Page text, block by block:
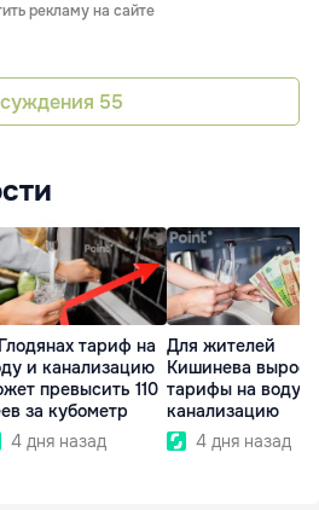
рекламу на сайте
55
тариф на
и канализацию
превысить 110
за кубометр
4 дня назад
Для жителей
Кишинева
тарифы на воду и
канализацию
4 дня назад